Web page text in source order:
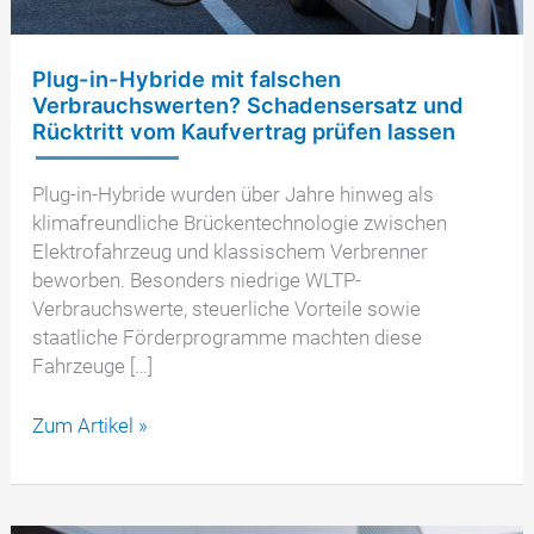
Plug-in-Hybride mit falschen
Verbrauchswerten? Schadensersatz und
Rücktritt vom Kaufvertrag prüfen lassen
Plug-in-Hybride wurden über Jahre hinweg als
klimafreundliche Brückentechnologie zwischen
Elektrofahrzeug und klassischem Verbrenner
beworben. Besonders niedrige WLTP-
Verbrauchswerte, steuerliche Vorteile sowie
staatliche Förderprogramme machten diese
Fahrzeuge […]
Plug-
Hybride
Zum Artikel »